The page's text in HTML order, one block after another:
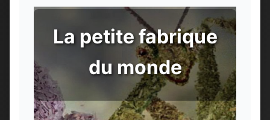
La petite fabrique
du monde